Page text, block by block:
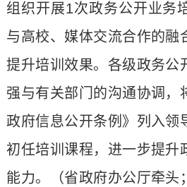
组织开展1次政务公开业务
与高校、媒体交流合作的融
提升培训效果。各级政务公
强与有关部门的沟通协调，
政府信息公开条例》列入领
初任培训课程，进一步提升
能力。（省政府办公厅牵头